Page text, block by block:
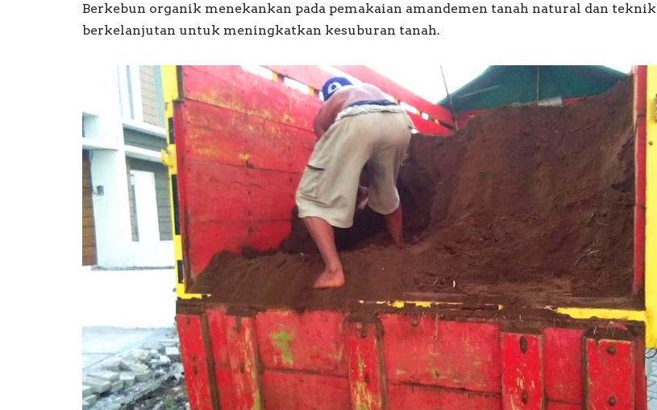
Berkebun organik menekankan pada pemakaian amandemen tanah natural dan teknik
berkelanjutan untuk meningkatkan kesuburan tanah.